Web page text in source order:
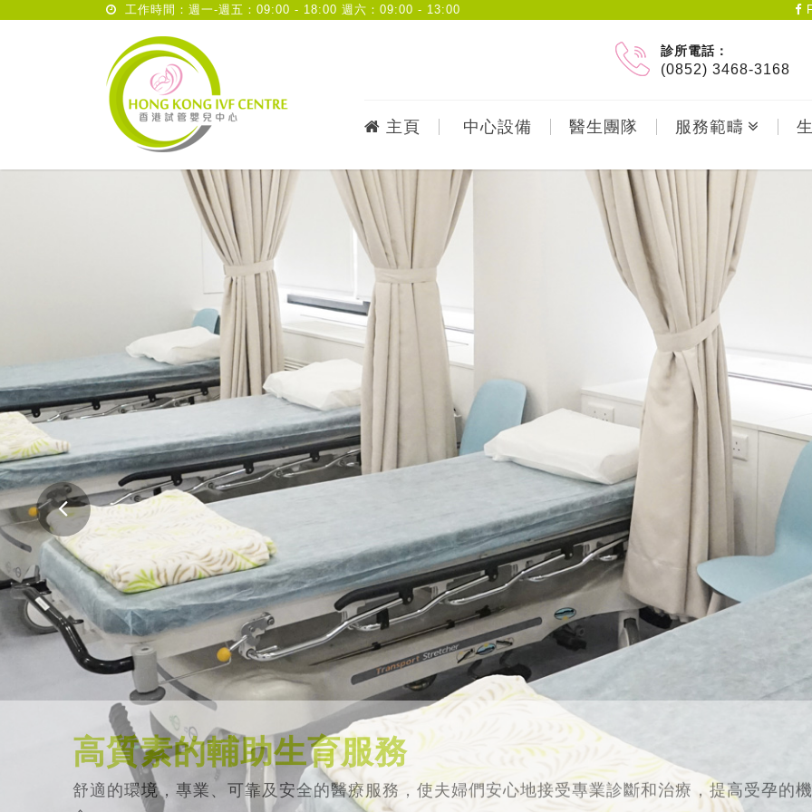
工作時間：週一-週五：09:00 - 18:00 週六：09:00 - 13:00
診所電話：
(0852) 3468-3168
主頁 中心設備 醫生團隊 服務範疇
高質素的輔助生育服務
舒適的環境，專業、可靠及安全的醫療服務，使夫婦們安心地接受專業診斷和治療，提高受孕的機
會。